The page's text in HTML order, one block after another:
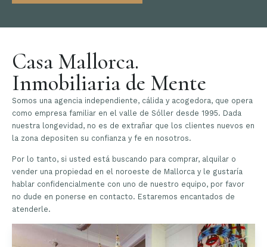
Casa Mallorca.
Inmobiliaria de Mente
Somos una agencia independiente, cálida y acogedora, que opera
como empresa familiar en el valle de Sóller desde 1995. Dada
nuestra longevidad, no es de extrañar que los clientes nuevos en
la zona depositen su confianza y fe en nosotros.
Por lo tanto, si usted está buscando para comprar, alquilar o
vender una propiedad en el noroeste de Mallorca y le gustaría
hablar confidencialmente con uno de nuestro equipo, por favor
no dude en ponerse en contacto. Estaremos encantados de
atenderle.